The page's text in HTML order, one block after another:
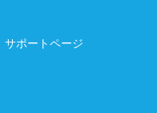
サポートページ